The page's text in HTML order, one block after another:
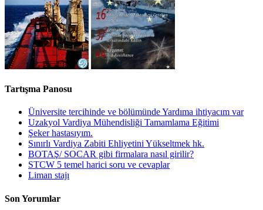
Tartışma Panosu
Üniversite tercihinde ve bölümünde Yardıma ihtiyacım var
Uzakyol Vardiya Mühendisliği Tamamlama Eğitimi
Şeker hastasıyım.
Sınırlı Vardiya Zabiti Ehliyetini Yükseltmek hk.
BOTAŞ/ SOCAR gibi firmalara nasıl girilir?
STCW 5 temel harici soru ve cevaplar
Liman stajı
Son Yorumlar